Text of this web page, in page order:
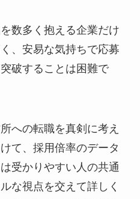
数多く抱える企業だけ
、安易な気持ちで応募
破することは困難で
への転職を真剣に考え
て、採用倍率のデータ
受かりやすい人の共通
な視点を交えて詳しく